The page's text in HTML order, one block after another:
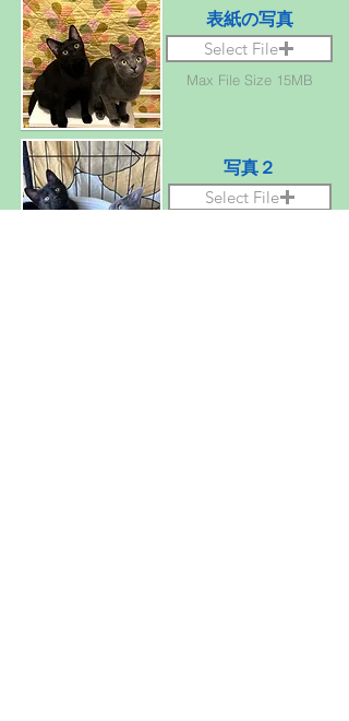
表紙の写真
Select File
Max File Size 15MB
写真２
Select File